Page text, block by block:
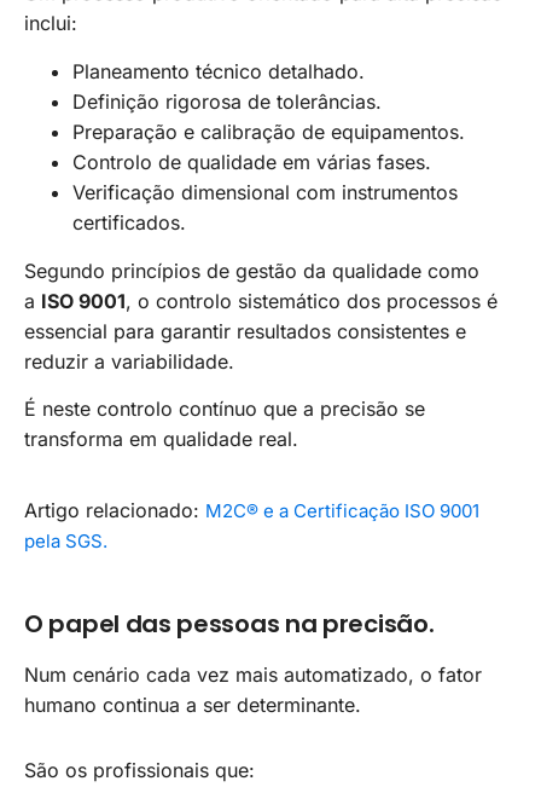
inclui:
Planeamento técnico detalhado.
Definição rigorosa de tolerâncias.
Preparação e calibração de equipamentos.
Controlo de qualidade em várias fases.
Verificação dimensional com instrumentos
certificados.
Segundo princípios de gestão da qualidade como
a ISO 9001, o controlo sistemático dos processos é
essencial para garantir resultados consistentes e
reduzir a variabilidade.
É neste controlo contínuo que a precisão se
transforma em qualidade real.
Artigo relacionado: M2C® e a Certificação ISO 9001
pela SGS.
O papel das pessoas na precisão.
Num cenário cada vez mais automatizado, o fator
humano continua a ser determinante.
São os profissionais que: